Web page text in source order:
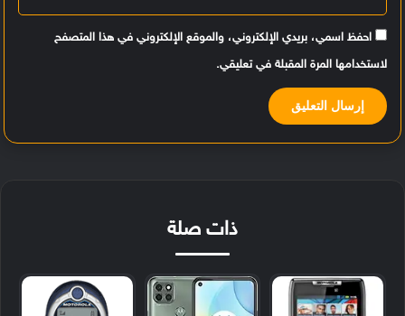
احفظ اسمي، بريدي الإلكتروني، والموقع الإلكتروني في هذا المتصفح
لاستخدامها المرة المقبلة في تعليقي.
ذات صلة